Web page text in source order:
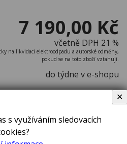
7 190,00 Kč
včetně DPH 21 %
na likvidaci elektroodpadu a autorské odměny,
pokud se na toto zboží vztahují.
do týdne v e-shopu
s využíváním sledovacích
✕